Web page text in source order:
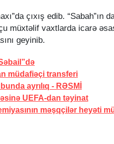
çıxış edib. “Sabah”ın
müxtəlif vaxtlarda icarə
geyinib.
müdafiəçi transferi
ayrılıq - RƏSMİ
UEFA-dan təyinat
məşqçilər heyəti